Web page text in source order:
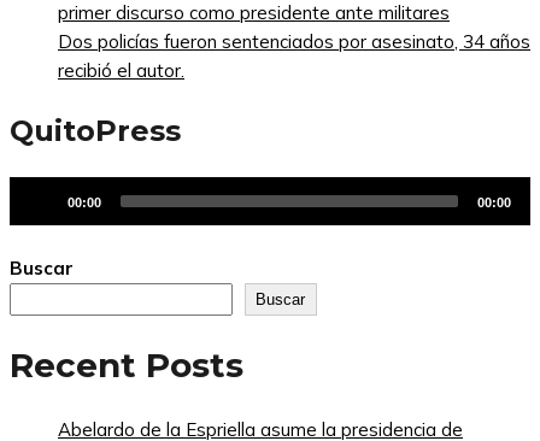
primer discurso como presidente ante militares
Dos policías fueron sentenciados por asesinato, 34 años
recibió el autor.
QuitoPress
00:00 00:00
Buscar
Buscar
Recent Posts
Abelardo de la Espriella asume la presidencia de